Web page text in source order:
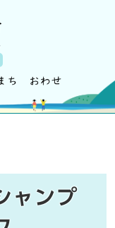
ャンプ